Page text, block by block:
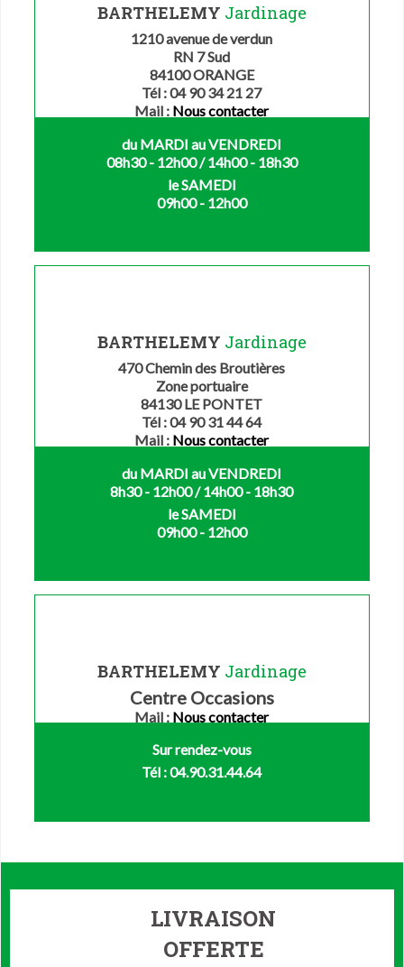
BARTHELEMY Jardinage
1210 avenue de verdun
RN 7 Sud
84100 ORANGE
Tél : 04 90 34 21 27
Mail : Nous contacter
du MARDI au VENDREDI
08h30 - 12h00 / 14h00 - 18h30
le SAMEDI
09h00 - 12h00
BARTHELEMY Jardinage
470 Chemin des Broutières
Zone portuaire
84130 LE PONTET
Tél : 04 90 31 44 64
Mail : Nous contacter
du MARDI au VENDREDI
8h30 - 12h00 / 14h00 - 18h30
le SAMEDI
09h00 - 12h00
BARTHELEMY Jardinage
Centre Occasions
Mail : Nous contacter
Sur rendez-vous
Tél : 04.90.31.44.64
LIVRAISON
OFFERTE